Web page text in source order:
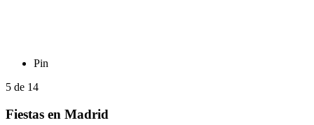
Pin
5 de 14
Fiestas en Madrid